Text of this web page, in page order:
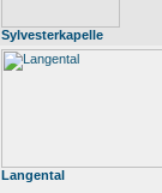
Sylvesterkapelle
Langental